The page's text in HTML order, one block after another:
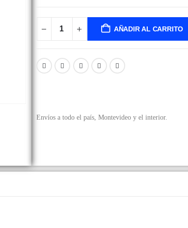
AÑADIR AL CARRITO
Envíos a todo el país, Montevideo y el interior.